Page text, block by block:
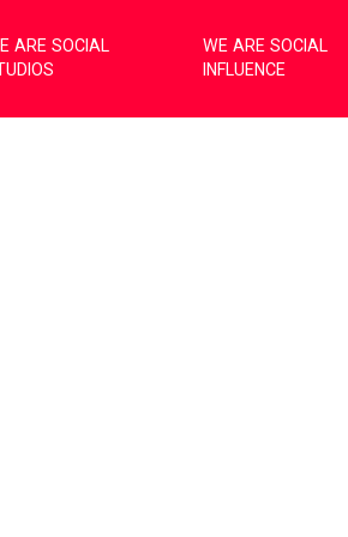
ARE SOCIAL
WE ARE SOCIAL
INFLUENCE